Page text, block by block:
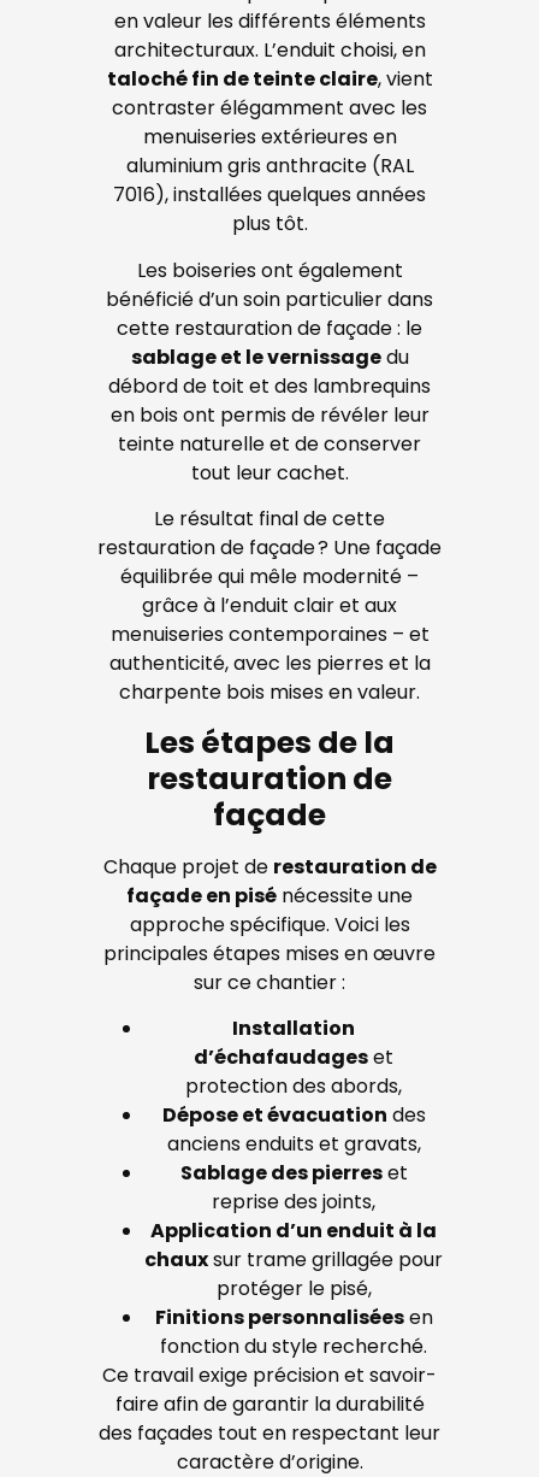
en valeur les différents éléments
architecturaux. L’enduit choisi, en
taloché fin de teinte claire, vient
contraster élégamment avec les
menuiseries extérieures en
aluminium gris anthracite (RAL
7016), installées quelques années
plus tôt.
Les boiseries ont également
bénéficié d’un soin particulier dans
cette restauration de façade : le
sablage et le vernissagedu
débord de toit et des lambrequins
en bois ont permis de révéler leur
teinte naturelle et de conserver
tout leur cachet.
Le résultat final de cette
restauration de façade ? Une façade
équilibrée qui mêle modernité –
grâce à l’enduit clair et aux
menuiseries contemporaines – et
authenticité, avec les pierres et la
charpente bois mises en valeur.
Les étapes de la
restauration de
façade
Chaque projet de restauration de
façade en pisé nécessite une
approche spécifique. Voici les
principales étapes mises en œuvre
sur ce chantier :
Installation
d’échafaudageset
protection des abords,
Dépose et évacuation des
anciens enduits et gravats,
Sablage des pierreset
reprise des joints,
Application d’un enduit à la
chauxsur trame grillagée pour
protéger le pisé,
Finitions personnaliséesen
fonction du style recherché.
Ce travail exige précision et savoir-
faire afin de garantir la durabilité
des façades tout en respectant leur
caractère d’origine.